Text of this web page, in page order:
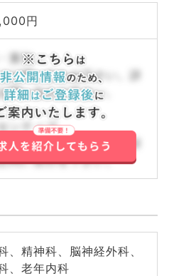
円
賞与
お問い合わせ下さい。詳
問い合わせ下さい。
ンティブ
お問い合わせ下さい。詳
問い合わせ下さい。
、精神科、脳神経外科、
、老年内科